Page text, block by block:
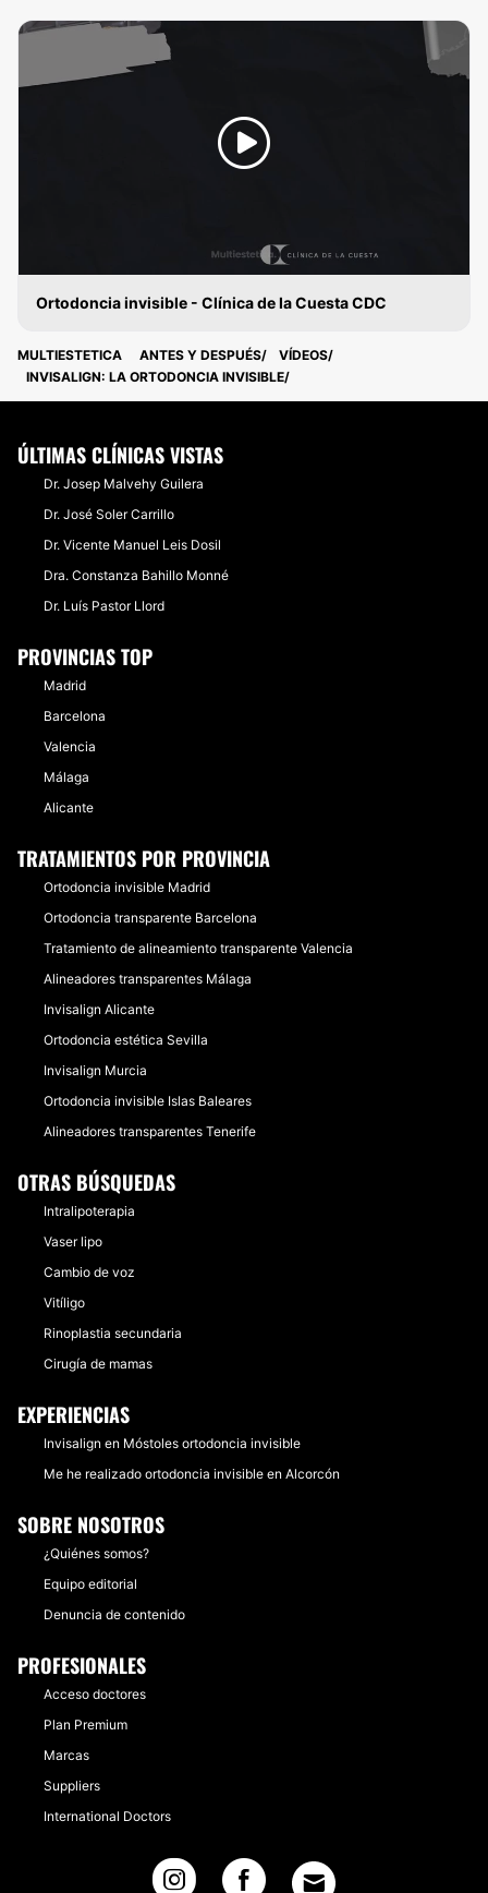
Ortodoncia invisible - Clínica de la Cuesta CDC
MULTIESTETICA ANTES Y DESPUÉS
VÍDEOS
INVISALIGN: LA ORTODONCIA INVISIBLE
ÚLTIMAS CLÍNICAS VISTAS
Dr. Josep Malvehy Guilera
Dr. José Soler Carrillo
Dr. Vicente Manuel Leis Dosil
Dra. Constanza Bahillo Monné
Dr. Luís Pastor Llord
PROVINCIAS TOP
Madrid
Barcelona
Valencia
Málaga
Alicante
TRATAMIENTOS POR PROVINCIA
Ortodoncia invisible Madrid
Ortodoncia transparente Barcelona
Tratamiento de alineamiento transparente Valencia
Alineadores transparentes Málaga
Invisalign Alicante
Ortodoncia estética Sevilla
Invisalign Murcia
Ortodoncia invisible Islas Baleares
Alineadores transparentes Tenerife
OTRAS BÚSQUEDAS
Intralipoterapia
Vaser lipo
Cambio de voz
Vitíligo
Rinoplastia secundaria
Cirugía de mamas
EXPERIENCIAS
Invisalign en Móstoles ortodoncia invisible
Me he realizado ortodoncia invisible en Alcorcón
SOBRE NOSOTROS
¿Quiénes somos?
Equipo editorial
Denuncia de contenido
PROFESIONALES
Acceso doctores
Plan Premium
Marcas
Suppliers
International Doctors